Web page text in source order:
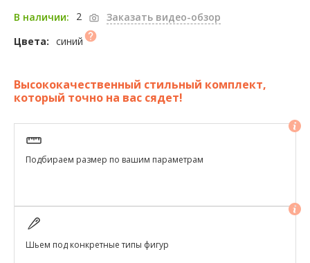
В наличии: 2
Заказать видео-обзор
Цвета: синий
Высококачественный стильный комплект,
который точно на вас сядет!
Подбираем размер по вашим параметрам
Шьем под конкретные типы фигур